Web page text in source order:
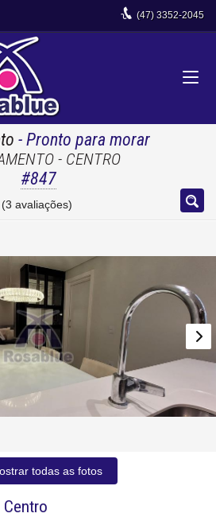
(47) 3352-2045
- Pronto para morar
- CENTRO
#847
(3 avaliações)
todas as fotos
Centro